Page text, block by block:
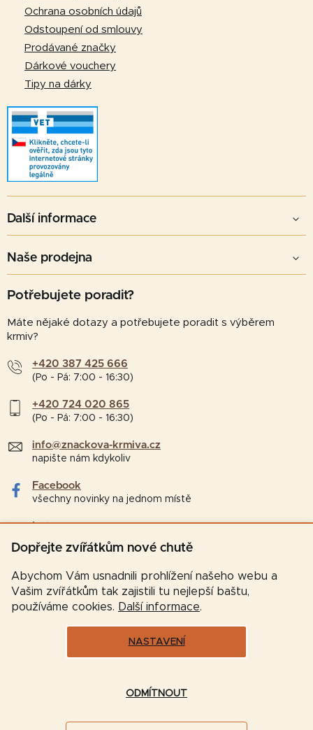
Dopřejte zvířátkům nové chutě
Abychom Vám usnadnili prohlížení našeho webu a
Vašim zvířátkům tak zajistili tu nejlepší baštu,
používáme cookies. Další informace.
NASTAVENÍ
ODMÍTNOUT
Ochrana osobních údajů
Odstoupení od smlouvy
Prodávané značky
Dárkové vouchery
Tipy na dárky
Další informace
Naše prodejna
Potřebujete poradit?
Máte nějaké dotazy a potřebujete poradit s výběrem
krmiv?
+420 387 425 666
(Po - Pá: 7:00 - 16:30)
+420 724 020 865
(Po - Pá: 7:00 - 16:30)
info@znackova-krmiva.cz
napište nám kdykoliv
Facebook
všechny novinky na jednom místě
Instagram
tipy a zajímavosti pro chovatele
Vytvořil Shoptet